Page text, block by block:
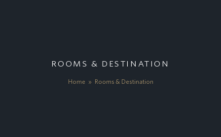
ROOMS & DESTINATION
Home » Rooms & Destination